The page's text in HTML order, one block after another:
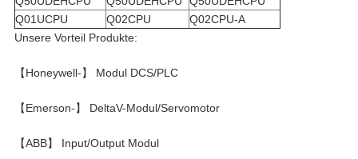
Q01UCPU
Q02CPU
Q02CPU-A
Unsere Vorteil Produkte:
【Honeywell-】 Modul DCS/PLC
【Emerson-】 DeltaV-Modul/Servomotor
【ABB】 Input/Output Modul